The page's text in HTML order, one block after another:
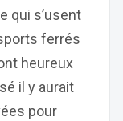
qui s’usent
ferrés
heureux
il y aurait
pour